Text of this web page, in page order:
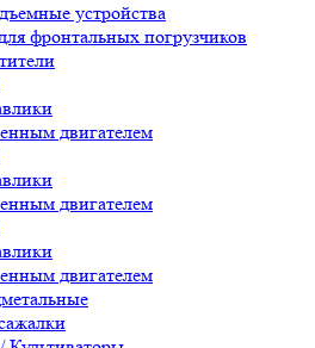
устройства
фронтальных погрузчиков
двигателем
двигателем
двигателем